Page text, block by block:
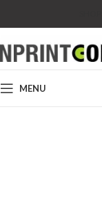
MENU